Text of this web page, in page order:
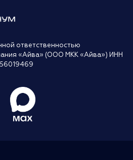
ответственностью
«Айва» (ООО МКК «Айва») ИНН